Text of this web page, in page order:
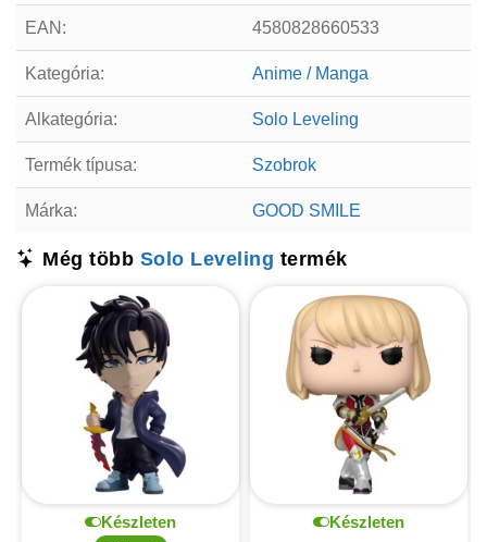
EAN: 4580828660533
Kategória: Anime / Manga
Alkategória: Solo Leveling
Termék típusa: Szobrok
Márka: GOOD SMILE
Még több Solo Leveling termék
Készleten
Készleten